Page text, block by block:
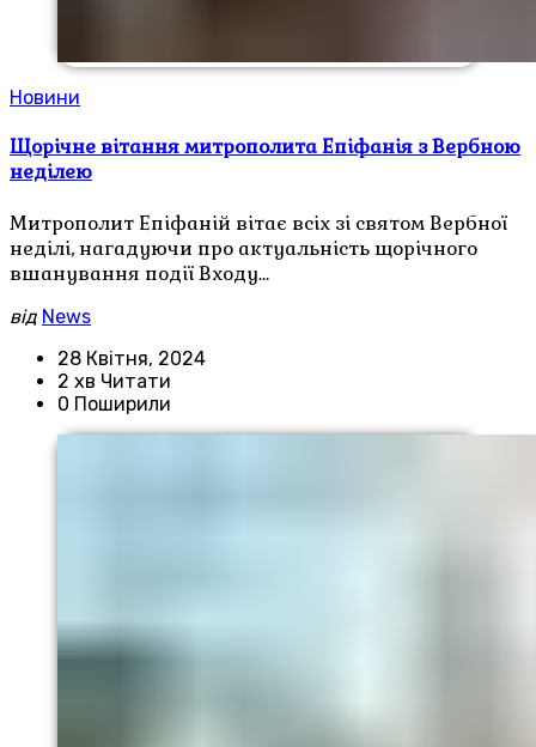
Новини
Щорічне вітання митрополита Епіфанія з Вербною
неділею
Митрополит Епіфаній вітає всіх зі святом Вербної
неділі, нагадуючи про актуальність щорічного
вшанування події Входу…
від News
28 Квітня, 2024
2 хв Читати
0 Поширили